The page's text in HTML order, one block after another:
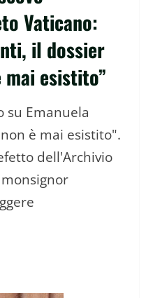
Vaticano:
il dossier
mai esistito”
su Emanuela
è mai esistito".
dell'Archivio